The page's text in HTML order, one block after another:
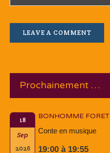
Prochainement …
18
Sep
2026
BONHOMME FORET
Conte en musique
19:00 à 19:55